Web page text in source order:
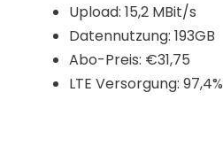
Upload: 15,2 MBit/s
Datennutzung: 193GB
Abo-Preis: €31,75
LTE Versorgung: 97,4%